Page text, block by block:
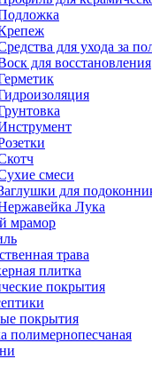
для ухода за
для восстановления
смеси
для
Лука
мрамор
трава
плитка
покрытия
покрытия
полимернопесчаная